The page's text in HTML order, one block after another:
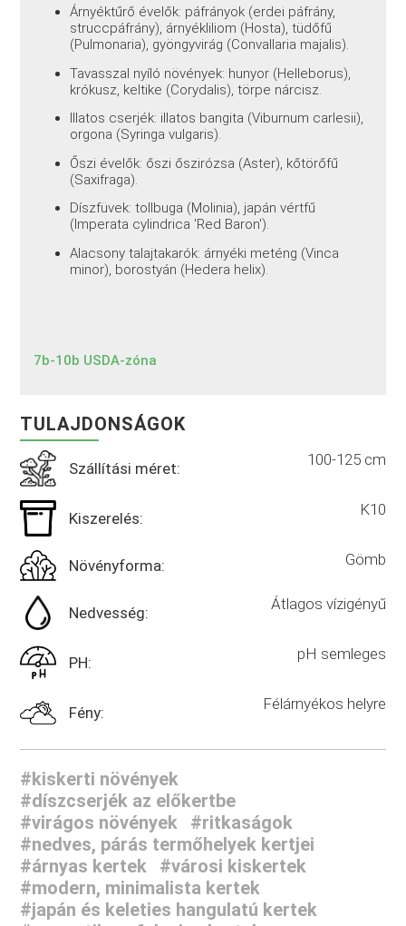
Árnyéktűrő évelők: páfrányok (erdei páfrány,
struccpáfrány), árnyékliliom (Hosta), tüdőfű
(Pulmonaria), gyöngyvirág (Convallaria majalis).
Tavasszal nyíló növények: hunyor (Helleborus),
krókusz, keltike (Corydalis), törpe nárcisz.
Illatos cserjék: illatos bangita (Viburnum carlesii),
orgona (Syringa vulgaris).
Őszi évelők: őszi őszirózsa (Aster), kőtörőfű
(Saxifraga).
Díszfüvek: tollbuga (Molinia), japán vértfű
(Imperata cylindrica 'Red Baron').
Alacsony talajtakarók: árnyéki meténg (Vinca
minor), borostyán (Hedera helix).
7b-10b USDA-zóna
TULAJDONSÁGOK
Szállítási méret: 100-125 cm
Kiszerelés: K10
Növényforma: Gömb
Nedvesség: Átlagos vízigényű
PH: pH semleges
Fény: Félárnyékos helyre
#kiskerti növények
#díszcserjék az előkertbe
#virágos növények
#ritkaságok
#nedves, párás termőhelyek kertjei
#árnyas kertek
#városi kiskertek
#modern, minimalista kertek
#japán és keleties hangulatú kertek